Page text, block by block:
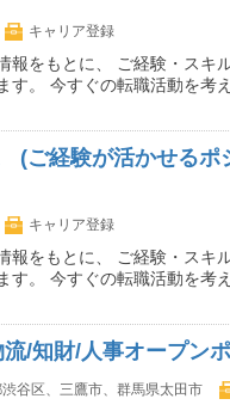
キャリア登録
報をもとに、 ご経験・スキ
す。 今すぐの転職活動を考
ご経験が活かせるポ
キャリア登録
報をもとに、 ご経験・スキ
す。 今すぐの転職活動を考
/知財/人事オープン
谷区、三鷹市、群馬県太田市